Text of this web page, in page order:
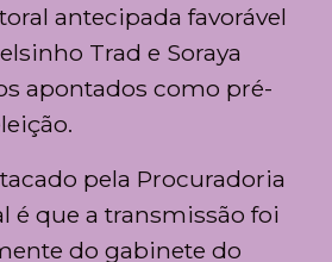
antecipada favorável
Trad e Soraya
apontados como pré-
pela Procuradoria
é que a transmissão foi
do gabinete do